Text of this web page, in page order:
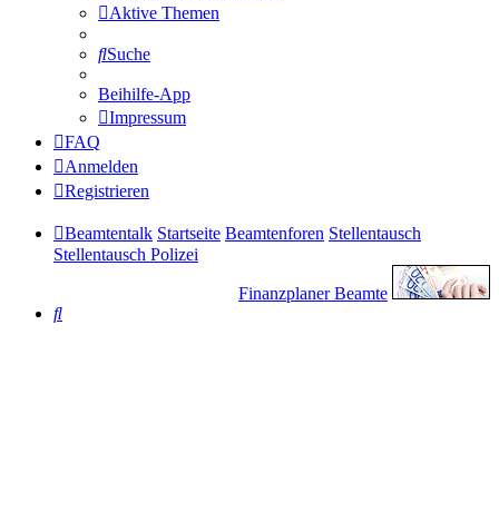
Aktive Themen
Suche
Beihilfe-App
Impressum
FAQ
Anmelden
Registrieren
Beamtentalk Startseite Beamtenforen Stellentausch
Stellentausch Polizei
Finanzplaner Beamte
Suche